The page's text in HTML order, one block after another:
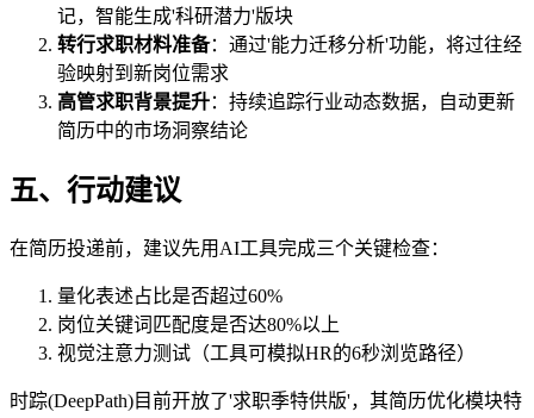
记，智能生成'科研潜力'版块
转行求职材料准备：通过'能力迁移分析'功能，将过往经
验映射到新岗位需求
高管求职背景提升：持续追踪行业动态数据，自动更新
简历中的市场洞察结论
五、行动建议
在简历投递前，建议先用AI工具完成三个关键检查：
量化表述占比是否超过60%
岗位关键词匹配度是否达80%以上
视觉注意力测试（工具可模拟HR的6秒浏览路径）
时踪(DeepPath)目前开放了'求职季特供版'，其简历优化模块特